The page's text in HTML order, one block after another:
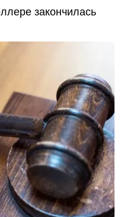
закончилась